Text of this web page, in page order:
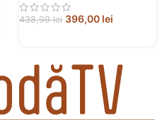
438,99lei 396,00 lei